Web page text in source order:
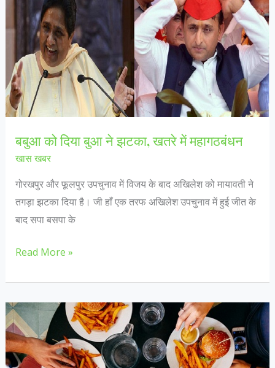
सबसे
10
जगहें
बबुआ को दिया बुआ ने झटका, खतरे में महागठबंधन
खास खबर
गोरखपुर और फूलपुर उपचुनाव में विजय के बाद अखिलेश को मायावती ने
तगड़ा झटका दिया है। जी हाँ एक तरफ अखिलेश उपचुनाव में हुई जीत के
बाद सपा बसपा के
बबुआ
दिया
बुआ
ने
झटका,
खतरे
Read More »